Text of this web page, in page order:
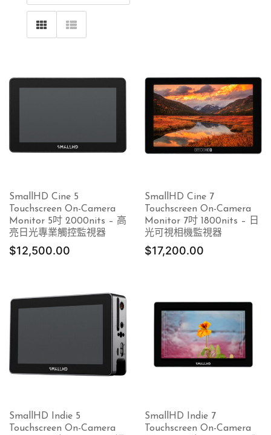
SmallHD Cine 5
Touchscreen On-Camera
Monitor 5吋 2000nits – 高
亮日光專業觸控監視器
$12,500.00
SmallHD Cine 7
Touchscreen On-Camera
Monitor 7吋 1800nits – 日
光可視相機監視器
$17,200.00
SmallHD Indie 5
Touchscreen On-Camera
SmallHD Indie 7
Touchscreen On-Camera